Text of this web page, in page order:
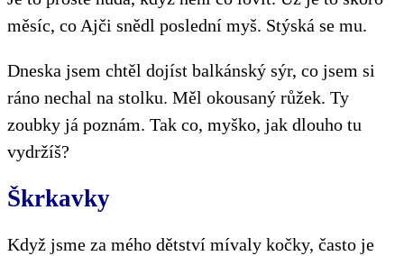
měsíc, co Ajči snědl poslední myš. Stýská se mu.
Dneska jsem chtěl dojíst balkánský sýr, co jsem si
ráno nechal na stolku. Měl okousaný růžek. Ty
zoubky já poznám. Tak co, myško, jak dlouho tu
vydržíš?
Škrkavky
Když jsme za mého dětství mívaly kočky, často je